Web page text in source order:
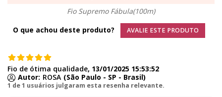
Fio Supremo Fábula(100m)
O que achou deste produto?
AVALIE ESTE PRODUTO
1 de 1 usuários julgaram esta resenha relevante.
Fio de ótima qualidade, 13/01/2025 15:53:52
Autor: ROSA (São Paulo - SP - Brasil)